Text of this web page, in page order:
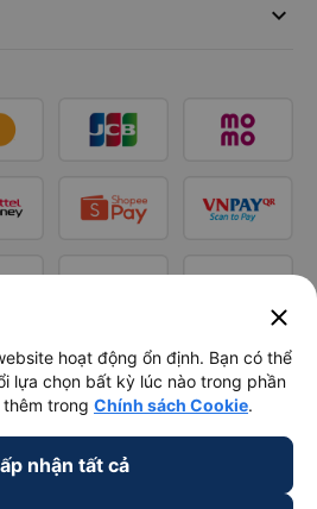
keyboard_arrow_down
close
hoạt động ổn định. Bạn có thể
lựa chọn bất kỳ lúc nào trong phần
trong Chính sách Cookie.
nhận tất cả